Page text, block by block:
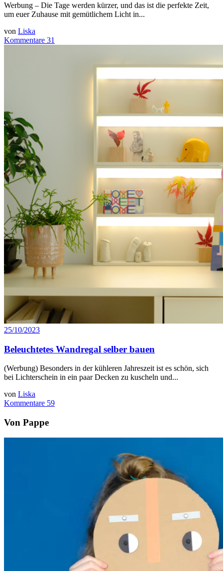
Werbung – Die Tage werden kürzer, und das ist die perfekte Zeit,
um euer Zuhause mit gemütlichem Licht in...
von Liska
Kommentare 31
25/10/2023
Beleuchtetes Wandregal selber bauen
(Werbung) Besonders in der kühleren Jahreszeit ist es schön, sich
bei Lichterschein in ein paar Decken zu kuscheln und...
von Liska
Kommentare 59
Von Pappe